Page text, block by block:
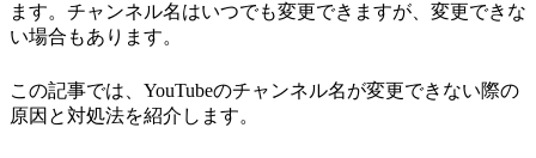
ます。チャンネル名はいつでも変更できますが、変更できな
い場合もあります。
この記事では、YouTubeのチャンネル名が変更できない際の
原因と対処法を紹介します。